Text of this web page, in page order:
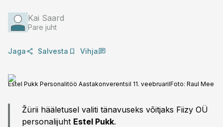
Kai Saard
Pare juht
Jaga Salvesta Vihja
Estel Pukk Personalitöö Aastakonverentsil 11. veebruarilFoto: Raul Mee
Žürii hääletusel valiti tänavuseks võitjaks Fiizy OÜ
personalijuht Estel Pukk.